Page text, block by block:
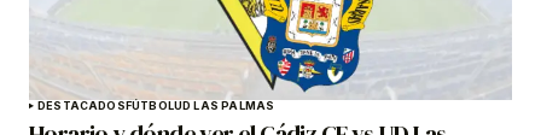
DESTACADOSFÚTBOLUD LAS PALMAS